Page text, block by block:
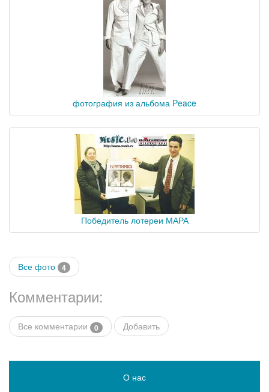
фотография из альбома Peace
Победитель лотереи МАРА
Все фото 4
Комментарии:
Все комментарии 0 Добавить
О нас